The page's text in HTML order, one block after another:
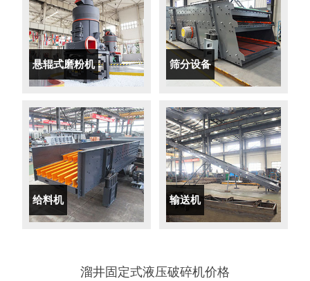
悬辊式磨粉机 筛分设备
给料机 输送机
溜井固定式液压破碎机价格